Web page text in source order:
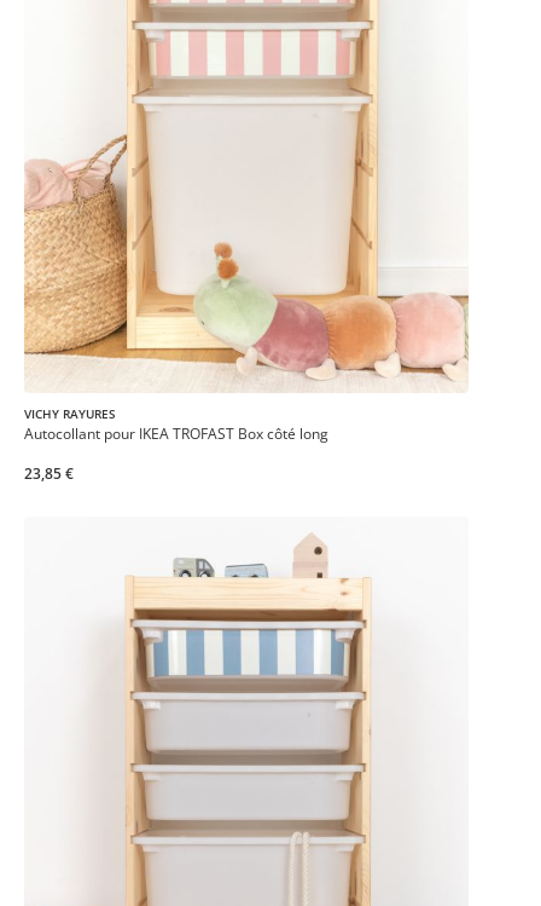
VICHY RAYURES
Autocollant pour IKEA TROFAST Box côté long
23,85 €